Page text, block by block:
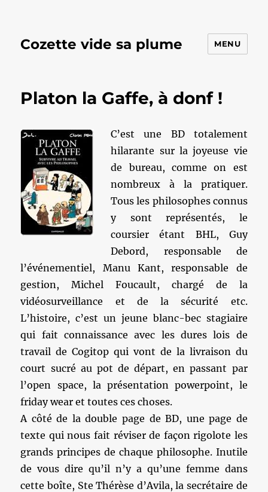
Cozette vide sa plume MENU
Platon la Gaffe, à donf !
C’est une BD totalement
hilarante sur la joyeuse vie
de bureau, comme on est
nombreux à la pratiquer.
Tous les philosophes connus
y sont représentés, le
coursier étant BHL, Guy
Debord, responsable de
l’événementiel, Manu Kant, responsable de
gestion, Michel Foucault, chargé de la
vidéosurveillance et de la sécurité etc.
L’histoire, c’est un jeune blanc-bec stagiaire
qui fait connaissance avec les dures lois de
travail de Cogitop qui vont de la livraison du
court sucré au pot de départ, en passant par
l’open space, la présentation powerpoint, le
friday wear et toutes ces choses.
A côté de la double page de BD, une page de
texte qui nous fait réviser de façon rigolote les
grands principes de chaque philosophe. Inutile
de vous dire qu’il n’y a qu’une femme dans
cette boîte, Ste Thérèse d’Avila, la secrétaire de